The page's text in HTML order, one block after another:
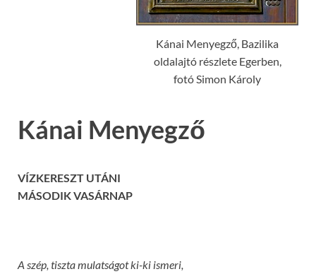
Kánai Menyegző, Bazilika
oldalajtó részlete Egerben,
fotó Simon Károly
Kánai Menyegző
VÍZKERESZT UTÁNI
MÁSODIK VASÁRNAP
A szép, tiszta mulatságot ki-ki ismeri,